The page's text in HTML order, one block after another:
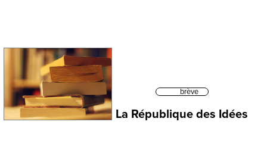
brève
La République des Idées